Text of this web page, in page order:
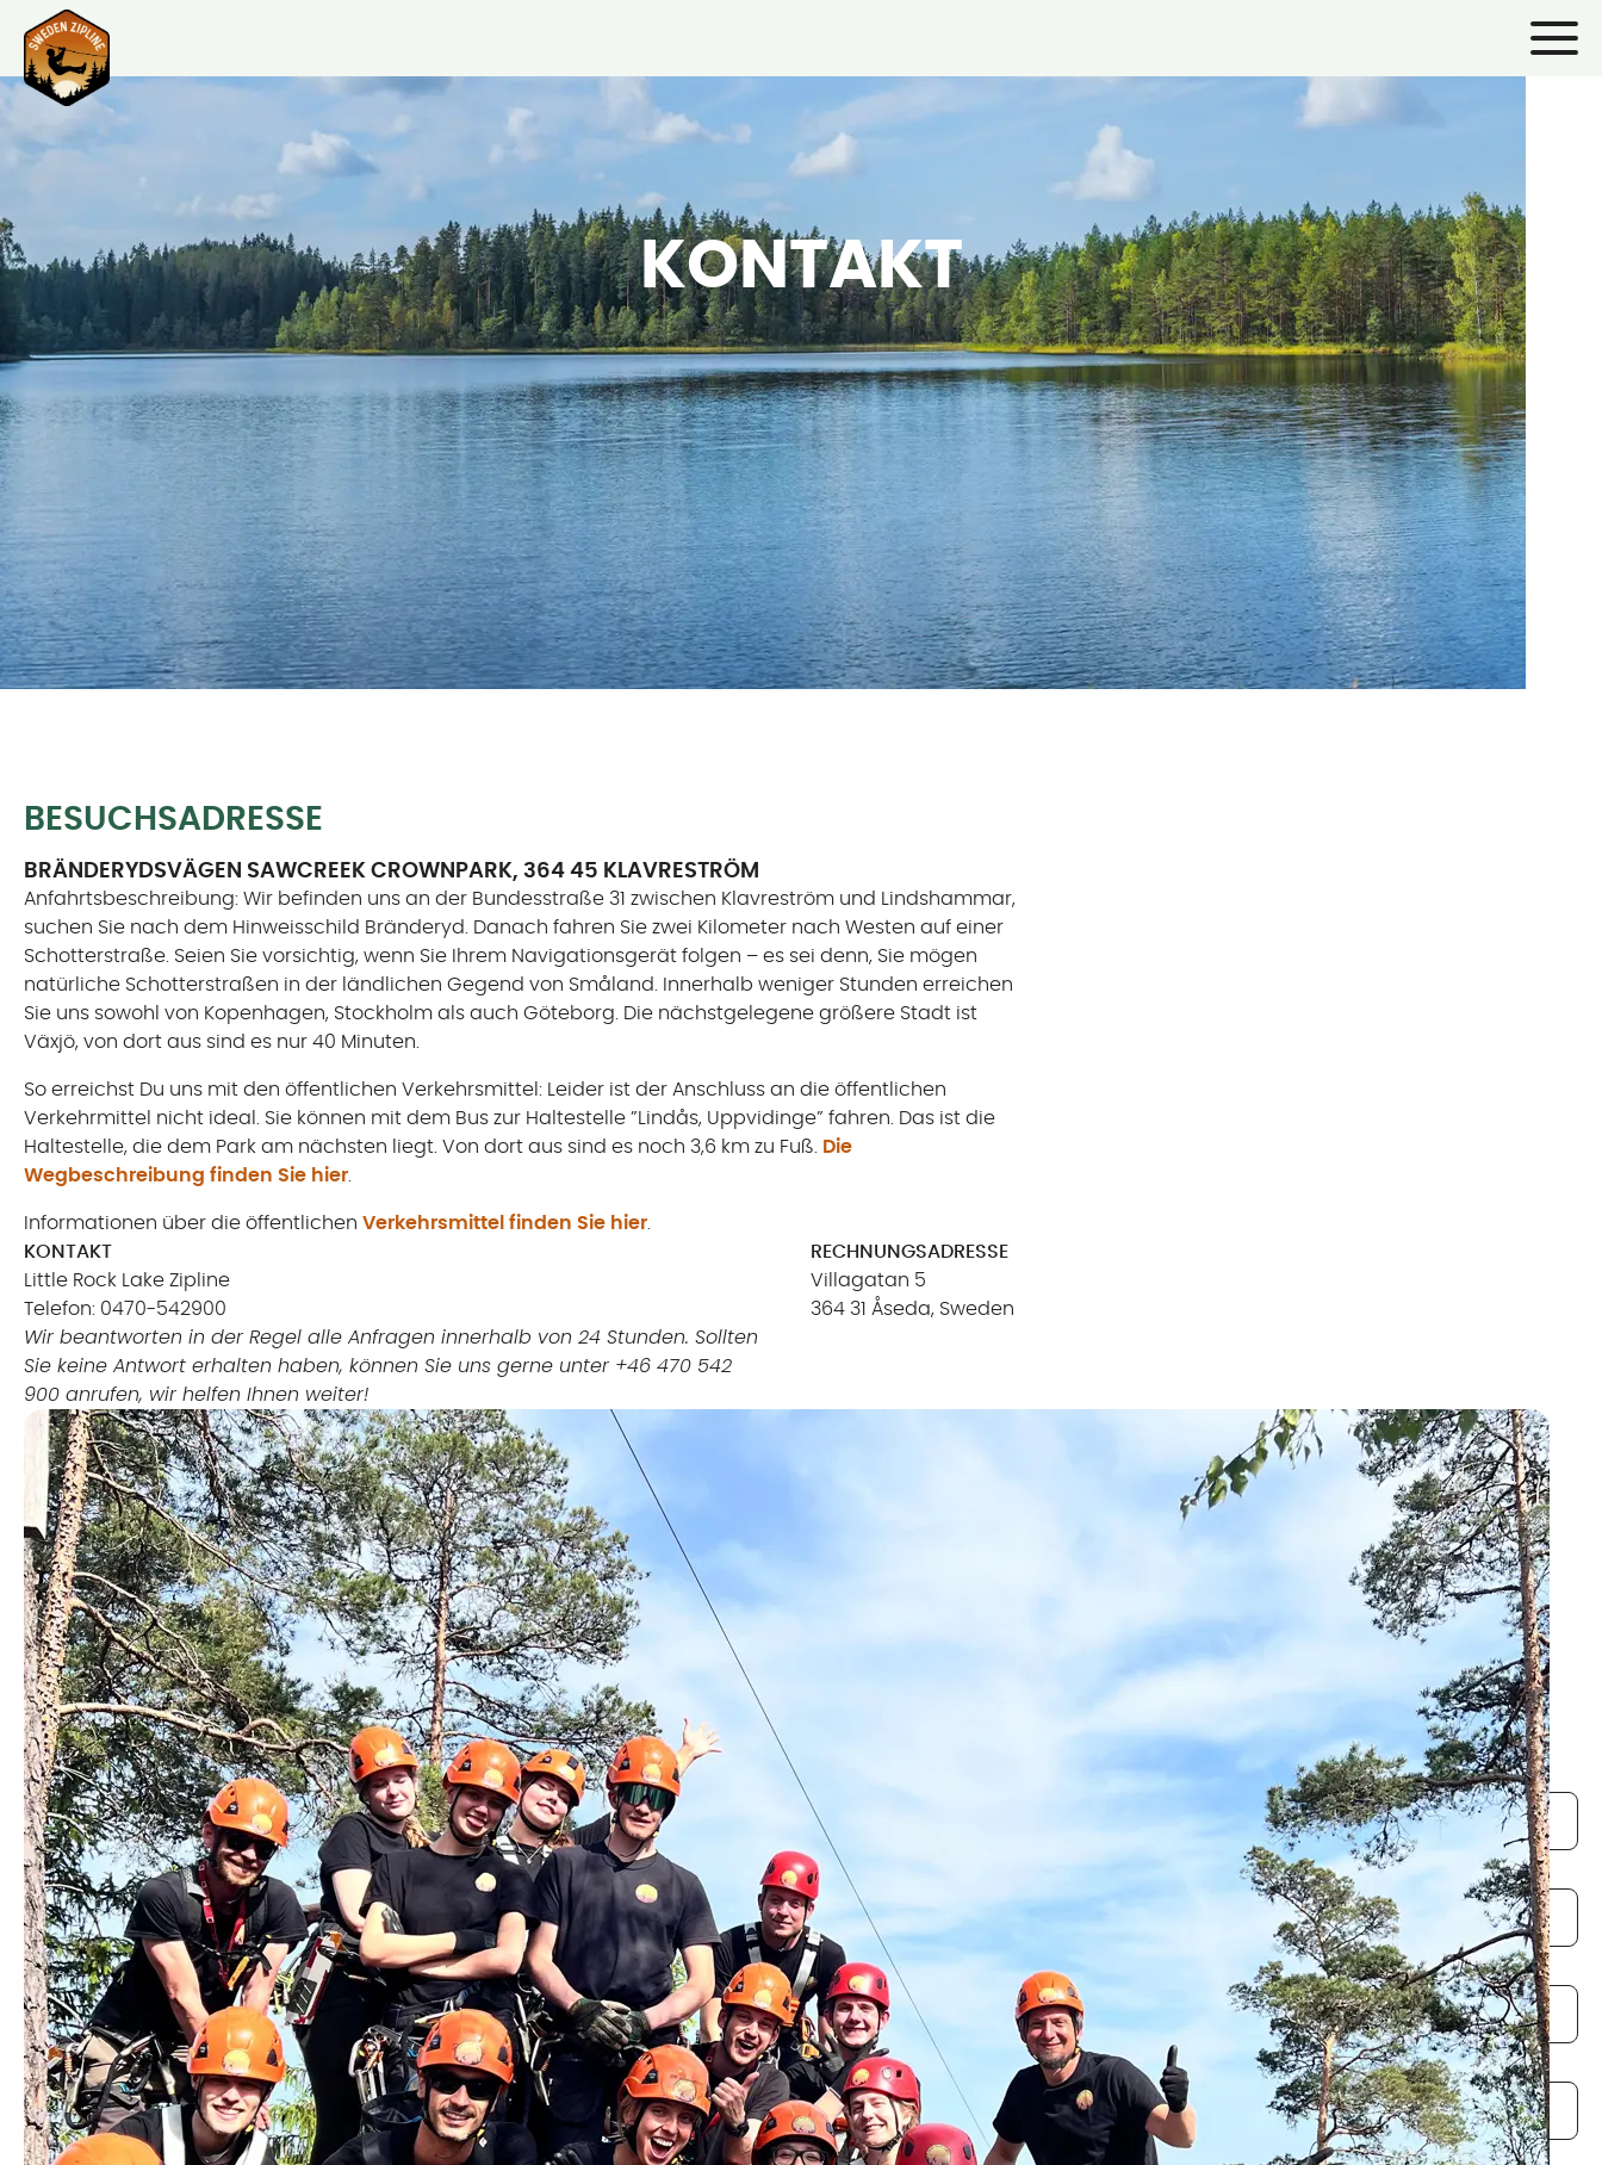
KONTAKT
BESUCHSADRESSE
BRÄNDERYDSVÄGEN SAWCREEK CROWNPARK, 364 45 KLAVRESTRÖM
Anfahrtsbeschreibung: Wir befinden uns an der Bundesstraße 31 zwischen Klavreström und Lindshammar,
suchen Sie nach dem Hinweisschild Bränderyd. Danach fahren Sie zwei Kilometer nach Westen auf einer
Schotterstraße. Seien Sie vorsichtig, wenn Sie Ihrem Navigationsgerät folgen – es sei denn, Sie mögen
natürliche Schotterstraßen in der ländlichen Gegend von Småland. Innerhalb weniger Stunden erreichen
Sie uns sowohl von Kopenhagen, Stockholm als auch Göteborg. Die nächstgelegene größere Stadt ist
Växjö, von dort aus sind es nur 40 Minuten.
So erreichst Du uns mit den öffentlichen Verkehrsmittel: Leider ist der Anschluss an die öffentlichen
Verkehrmittel nicht ideal. Sie können mit dem Bus zur Haltestelle ”Lindås, Uppvidinge” fahren. Das ist die
Haltestelle, die dem Park am nächsten liegt. Von dort aus sind es noch 3,6 km zu Fuß.
Die
Wegbeschreibung finden Sie hier
Informationen über die öffentlichen Verkehrsmittel finden Sie hier
KONTAKT
Little Rock Lake Zipline
Telefon: 0470-542900
RECHNUNGSADRESSE
Villagatan 5
364 31 Åseda, Sweden
Wir beantworten in der Regel alle Anfragen innerhalb von 24 Stunden. Sollten
Sie keine Antwort erhalten haben, können Sie uns gerne unter +46 470 542
900 anrufen, wir helfen Ihnen weiter!
KONTAKTIERE UNS ÜBER DAS FORMULAR
VORNAME
NACHNAME
E-MAIL-ADRESSE
TELEFONNUMMER
BETREFF